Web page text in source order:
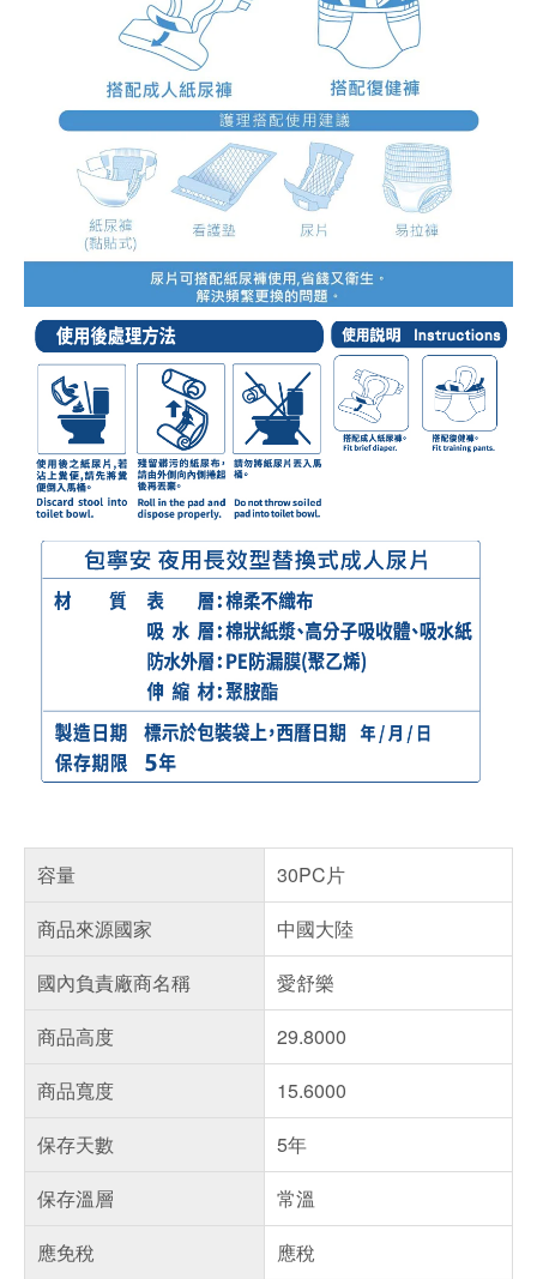
容量
30PC片
商品來源國家
中國大陸
國內負責廠商名稱
愛舒樂
商品高度
29.8000
商品寬度
15.6000
保存天數
5年
保存溫層
常溫
應免稅
應稅